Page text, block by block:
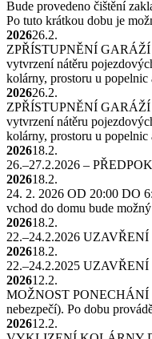
Bude provedeno čištění
Po tuto krátkou dobu je
202626.2.
ZPŘÍSTUPNĚNÍ
vytvrzení nátěru
kolárny, prostoru u popelnic
202626.2.
ZPŘÍSTUPNĚNÍ
vytvrzení nátěru
kolárny, prostoru u popelnic
202618.2.
26.–27.2.2026 –
202618.2.
24. 2. 2026 OD 20:00
vchod do domu bude
202618.2.
22.–24.2.2026
202618.2.
22.–24.2.2025
202612.2.
MOŽNOST
nebezpečí). Po dobu
202612.2.